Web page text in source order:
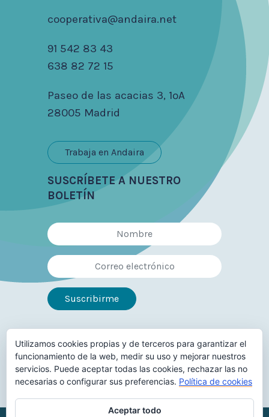
cooperativa@andaira.net
91 542 83 43
638 82 72 15
Paseo de las acacias 3, 1ºA
28005 Madrid
Trabaja en Andaira
SUSCRÍBETE A NUESTRO
BOLETÍN
Síguenos en
Utilizamos cookies propias y de terceros para garantizar el
funcionamiento de la web, medir su uso y mejorar nuestros
servicios. Puede aceptar todas las cookies, rechazar las no
necesarias o configurar sus preferencias. Política de cookies
Aceptar todo